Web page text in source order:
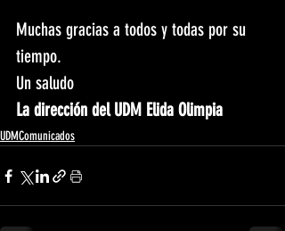
Muchas gracias a todos y todas por su
tiempo.
Un saludo
La dirección del UDM Elida Olimpia
UDMComunicados